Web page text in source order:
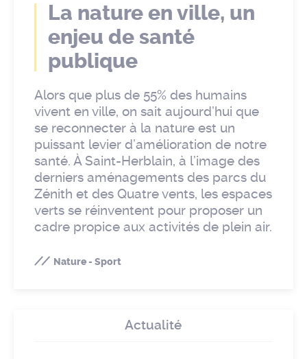
La nature en ville, un
enjeu de santé
publique
Alors que plus de 55% des humains
vivent en ville, on sait aujourd’hui que
se reconnecter à la nature est un
puissant levier d’amélioration de notre
santé. À Saint-Herblain, à l’image des
derniers aménagements des parcs du
Zénith et des Quatre vents, les espaces
verts se réinventent pour proposer un
cadre propice aux activités de plein air.
Nature - Sport
Actualité